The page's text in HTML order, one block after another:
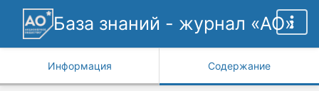
База знаний - журнал «АО»
Информация Содержание